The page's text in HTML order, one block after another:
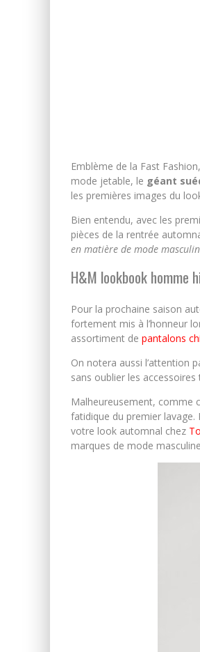
Emblème de la Fast
mode jetable, le géant
les premières images du
Bien entendu, avec les
pièces de la rentrée
en matière de mode
H&M lookbook homme
Pour la prochaine saison
fortement mis à l’honneur
assortiment de pantalons
On notera aussi l’attention
sans oublier les
Malheureusement, comme
fatidique du premier
votre look automnal chez
marques de mode